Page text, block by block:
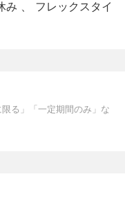
して、各自の裁量を
業グループならでは
可・フレックスタイ
日祝
ッシュ休日（連続5日
祝）*二交代勤務の
数は、入社半年経過
日、リフレッシュ休
単位休暇制度、慶弔
よび構築経験
、機器設定および構
ラブル対応、解決の
び提案、設計、構築
る知見および提案、
入札案件への提案経
資格をお持ちの方
み
フレックスタイ
る」「一定期間のみ」な